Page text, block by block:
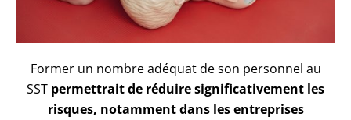
Former un nombre adéquat de son personnel au
SST permettrait de réduire significativement les
risques, notamment dans les entreprises